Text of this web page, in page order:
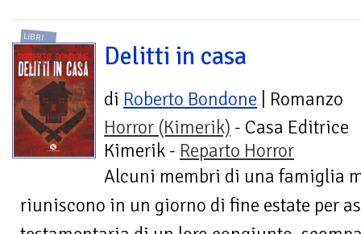
LIBRI
Delitti in casa
di Roberto Bondone | Romanzo
Horror (Kimerik) - Casa Editrice
Kimerik - Reparto Horror
Alcuni membri di una famiglia
riuniscono in un giorno di fine estate per